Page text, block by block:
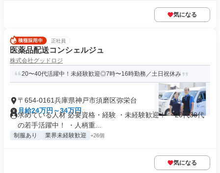
気になる
正社員
医薬品配送コンシェルジュ
株式会社グッドロジ
20〜40代活躍中！未経験歓迎◎7時〜16時勤務／土日祝休み
〒654-0161兵庫県神戸市須磨区弥栄台
月給24万円～34万円
求めている人材 必要資格・経験 ・未経験歓迎！ ・20代30代
の若手活躍中！ ・人柄重...
制服あり 業界未経験歓迎 +26個
気になる